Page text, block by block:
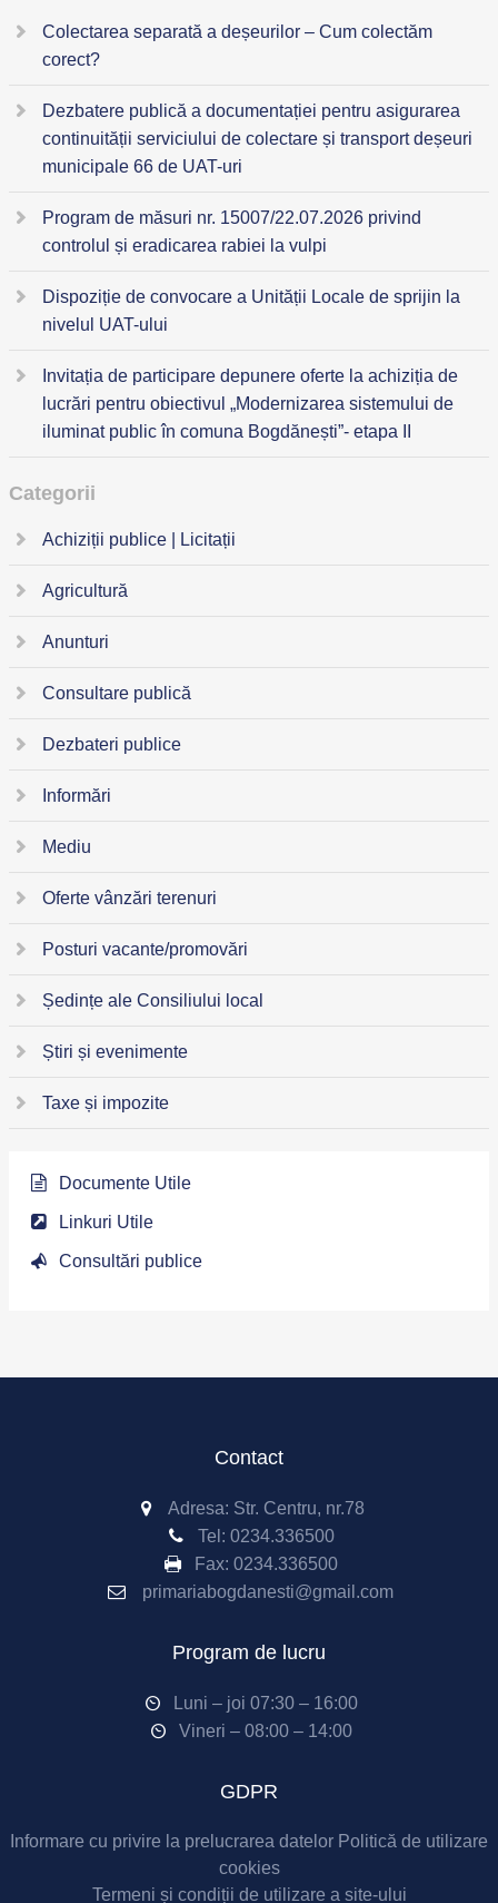
Colectarea separată a deșeurilor – Cum colectăm
corect?
Dezbatere publică a documentației pentru asigurarea
continuității serviciului de colectare și transport deșeuri
municipale 66 de UAT-uri
Program de măsuri nr. 15007/22.07.2026 privind
controlul și eradicarea rabiei la vulpi
Dispoziție de convocare a Unității Locale de sprijin la
nivelul UAT-ului
Invitația de participare depunere oferte la achiziția de
lucrări pentru obiectivul „Modernizarea sistemului de
iluminat public în comuna Bogdănești”- etapa II
Categorii
Achiziții publice | Licitații
Agricultură
Anunturi
Consultare publică
Dezbateri publice
Informări
Mediu
Oferte vânzări terenuri
Posturi vacante/promovări
Ședințe ale Consiliului local
Știri și evenimente
Taxe și impozite
Documente Utile
Linkuri Utile
Consultări publice
Contact
Adresa: Str. Centru, nr.78
Tel: 0234.336500
Fax: 0234.336500
primariabogdanesti@gmail.com
Program de lucru
Luni – joi 07:30 – 16:00
Vineri – 08:00 – 14:00
GDPR
Informare cu privire la prelucrarea datelor Politică de utilizare
cookies
Termeni și condiții de utilizare a site-ului